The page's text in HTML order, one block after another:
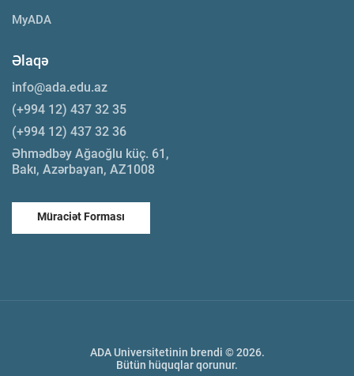
MyADA
Əlaqə
info@ada.edu.az
(+994 12) 437 32 35
(+994 12) 437 32 36
Əhmədbəy Ağaoğlu küç. 61,
Bakı, Azərbayan, AZ1008
Müraciət Forması
ADA Universitetinin brendi © 2026.
Bütün hüquqlar qorunur.